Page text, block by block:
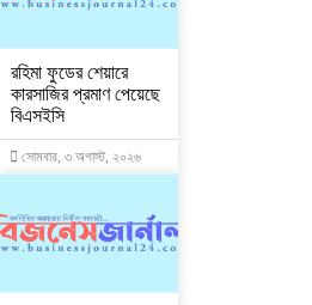
রহিমা ফুডের শেয়ারে
কারসাজির প্রমাণ পেয়েছে
বিএসইসি
সোমবার, ৩ অগাস্ট, ২০২৬